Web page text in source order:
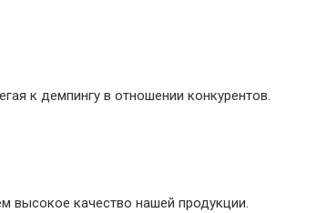
к демпингу в отношении конкурентов.
высокое качество нашей продукции.